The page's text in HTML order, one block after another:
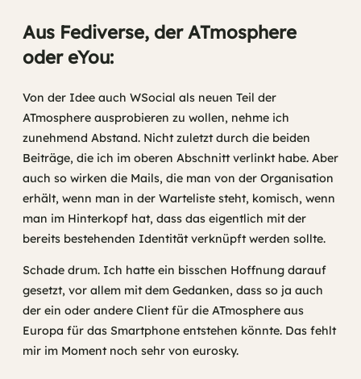
Aus Fediverse, der ATmosphere
oder eYou:
Von der Idee auch WSocial als neuen Teil der
ATmosphere ausprobieren zu wollen, nehme ich
zunehmend Abstand. Nicht zuletzt durch die beiden
Beiträge, die ich im oberen Abschnitt verlinkt habe. Aber
auch so wirken die Mails, die man von der Organisation
erhält, wenn man in der Warteliste steht, komisch, wenn
man im Hinterkopf hat, dass das eigentlich mit der
bereits bestehenden Identität verknüpft werden sollte.
Schade drum. Ich hatte ein bisschen Hoffnung darauf
gesetzt, vor allem mit dem Gedanken, dass so ja auch
der ein oder andere Client für die ATmosphere aus
Europa für das Smartphone entstehen könnte. Das fehlt
mir im Moment noch sehr von eurosky.